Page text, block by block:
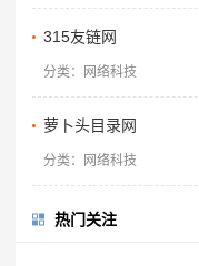
315友链网
分类：网络科技
萝卜头目录网
分类：网络科技
热门关注